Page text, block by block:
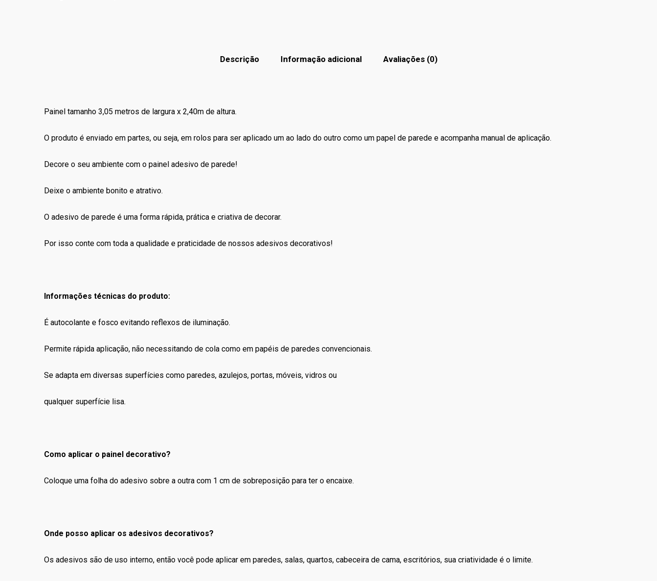
Descrição Informação adicional Avaliações (0)
Painel tamanho 3,05 metros de largura x 2,40m de altura.
O produto é enviado em partes, ou seja, em rolos para ser aplicado um ao lado do outro como um papel de parede e acompanha manual de aplicação.
Decore o seu ambiente com o painel adesivo de parede!
Deixe o ambiente bonito e atrativo.
O adesivo de parede é uma forma rápida, prática e criativa de decorar.
Por isso conte com toda a qualidade e praticidade de nossos adesivos decorativos!
Informações técnicas do produto:
É autocolante e fosco evitando reflexos de iluminação.
Permite rápida aplicação, não necessitando de cola como em papéis de paredes convencionais.
Se adapta em diversas superfícies como paredes, azulejos, portas, móveis, vidros ou
qualquer superfície lisa.
Como aplicar o painel decorativo?
Coloque uma folha do adesivo sobre a outra com 1 cm de sobreposição para ter o encaixe.
Onde posso aplicar os adesivos decorativos?
Os adesivos são de uso interno, então você pode aplicar em paredes, salas, quartos, cabeceira de cama, escritórios, sua criatividade é o limite.